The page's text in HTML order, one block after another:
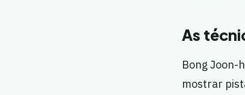
As
Bong Joon-
mostrar